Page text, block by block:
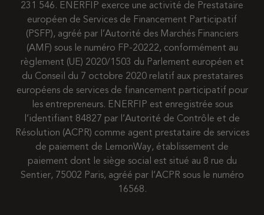
231 546. ENERFIP exerce une activité de Prestataire
européen de Services de Financement Participatif
(PSFP), agréé par l’Autorité des Marchés Financiers
(AMF) sous le numéro FP-20222, conformément au
règlement (UE) 2020/1503 du Parlement européen et
du Conseil du 7 octobre 2020 relatif aux prestataires
européens de services de financement participatif pour
les entrepreneurs. ENERFIP est enregistrée sous
l’identifiant 84827 par l’Autorité de Contrôle et de
Résolution (ACPR) comme agent prestataire de services
de paiement de LemonWay, établissement de
paiement dont le siège social est situé au 8 rue du
Sentier, 75002 Paris, agréé par l’ACPR sous le numéro
16568.